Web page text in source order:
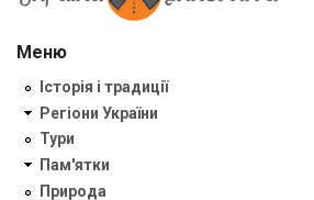
Меню
Історія і традиції
Регіони України
Тури
Пам'ятки
Природа